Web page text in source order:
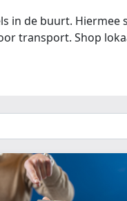
de buurt. Hiermee
transport. Shop